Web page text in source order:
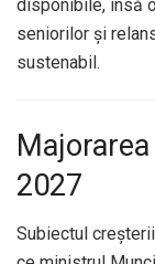
disponibile, însă
seniorilor și
sustenabil.
2027
Subiectul